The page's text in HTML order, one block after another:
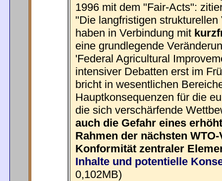
1996 mit dem "Fair-Acts":
"Die langfristigen
haben in Verbindung mit
eine grundlegende
'Federal Agricultural
intensiver Debatten erst im
bricht in wesentlichen
Hauptkonsequenzen für die
die sich verschärfende
auch die Gefahr eines
Rahmen der nächsten
Konformität zentraler
Inhalte und potentielle
0,102MB)